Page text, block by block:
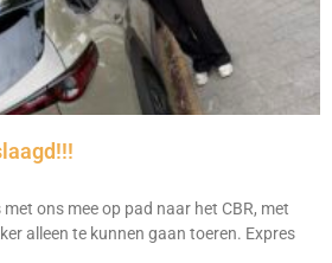
ons mee op pad naar het CBR, met
alleen te kunnen gaan toeren. Expres